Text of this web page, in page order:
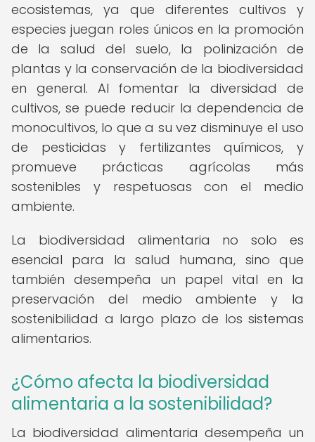
ecosistemas, ya que diferentes cultivos y
especies juegan roles únicos en la promoción
de la salud del suelo, la polinización de
plantas y la conservación de la biodiversidad
en general. Al fomentar la diversidad de
cultivos, se puede reducir la dependencia de
monocultivos, lo que a su vez disminuye el uso
de pesticidas y fertilizantes químicos, y
promueve prácticas agrícolas más
sostenibles y respetuosas con el medio
ambiente.
La biodiversidad alimentaria no solo es
esencial para la salud humana, sino que
también desempeña un papel vital en la
preservación del medio ambiente y la
sostenibilidad a largo plazo de los sistemas
alimentarios.
¿Cómo afecta la biodiversidad
alimentaria a la sostenibilidad?
La biodiversidad alimentaria desempeña un